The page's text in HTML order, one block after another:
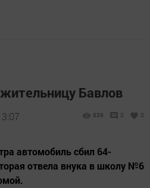
Бавлов
839 0 0
автомобиль сбил 64-
отвела внука в школу №6